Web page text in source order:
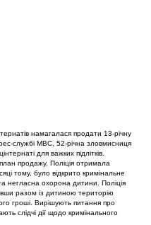
намагалася продати 13-річну
службі МВС, 52-річна зловмисниця
для важких підлітків.
продажу. Поліція отримала
тому, було відкрито кримінальне
негласна охорона дитини. Поліція
разом із дитиною територію
гроші. Вирішують питання про
слідчі дії щодо кримінального